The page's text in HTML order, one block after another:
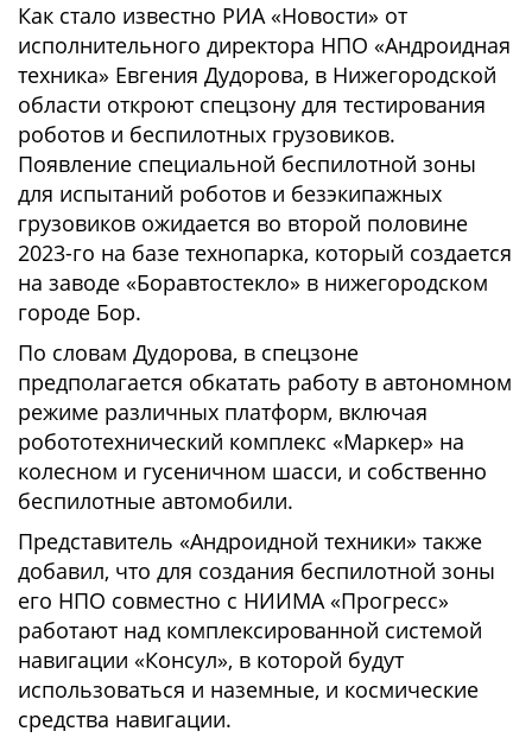
Как стало известно РИА «Новости» от
исполнительного директора НПО «Андроидная
техника» Евгения Дудорова, в Нижегородской
области откроют спецзону для тестирования
роботов и беспилотных грузовиков.
Появление специальной беспилотной зоны
для испытаний роботов и безэкипажных
грузовиков ожидается во второй половине
2023-го на базе технопарка, который создается
на заводе «Боравтостекло» в нижегородском
городе Бор.
По словам Дудорова, в спецзоне
предполагается обкатать работу в автономном
режиме различных платформ, включая
робототехнический комплекс «Маркер» на
колесном и гусеничном шасси, и собственно
беспилотные автомобили.
Представитель «Андроидной техники» также
добавил, что для создания беспилотной зоны
его НПО совместно с НИИМА «Прогресс»
работают над комплексированной системой
навигации «Консул», в которой будут
использоваться и наземные, и космические
средства навигации.